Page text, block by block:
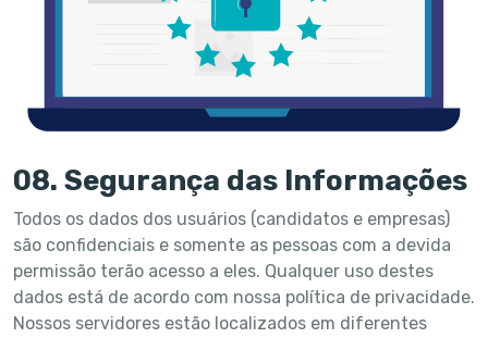
08. Segurança das Informações
Todos os dados dos usuários (candidatos e empresas)
são confidenciais e somente as pessoas com a devida
permissão terão acesso a eles. Qualquer uso destes
dados está de acordo com nossa política de privacidade.
Nossos servidores estão localizados em diferentes